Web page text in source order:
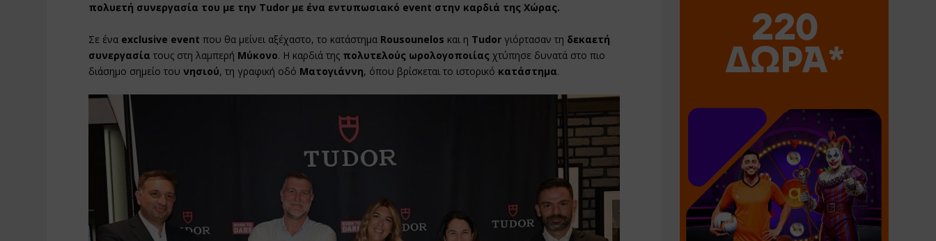
πολυετή συνεργασία του με την Tudor με ένα εντυπωσιακό event στην καρδιά της Χώρας.
Σε ένα exclusive event που θα μείνει αξέχαστο, το κατάστημα Rousounelos και η Tudor γιόρτασαν τη δεκαετή
συνεργασία τους στη λαμπερή Μύκονο. Η καρδιά της πολυτελούς ωρολογοποιίας χτύπησε δυνατά στο πιο
διάσημο σημείο τουνησιού, τη γραφική οδό Ματογιάννη, όπου βρίσκεται το ιστορικό κατάστημα.